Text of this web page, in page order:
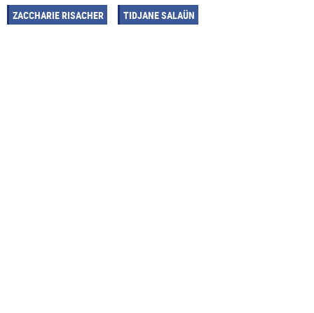
ZACCHARIE RISACHER TIDJANE SALAÜN